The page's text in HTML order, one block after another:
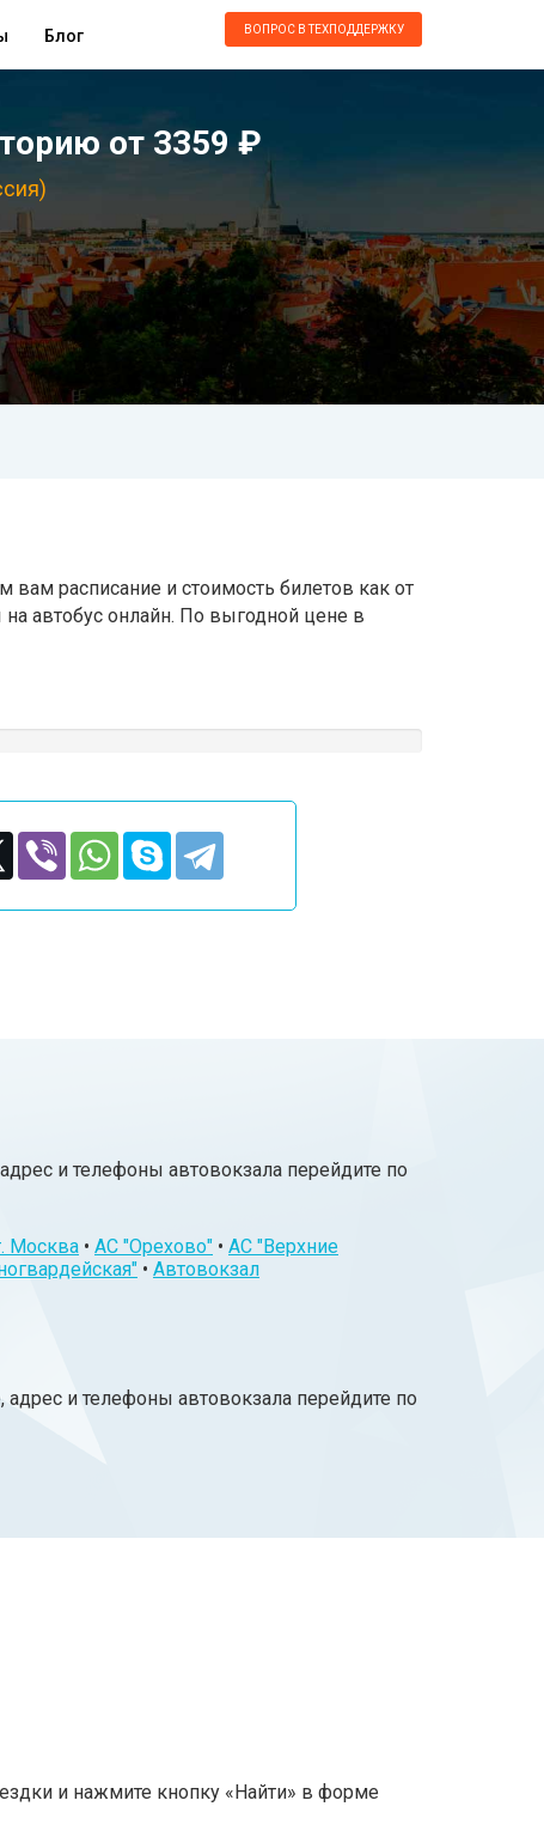
Блог ВОПРОС В ТЕХПОДДЕРЖКУ
от 3359 ₽
расписание и стоимость билетов как от
автобус онлайн. По выгодной цене в
и телефоны автовокзала перейдите по
Москва • АС "Орехово" • АС "Верхние
• Автовокзал
и телефоны автовокзала перейдите по
и нажмите кнопку «Найти» в форме